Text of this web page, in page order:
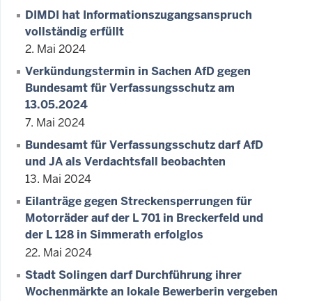
DIMDI hat Informationszugangsanspruch
vollständig erfüllt
2. Mai 2024
Verkündungstermin in Sachen AfD gegen
Bundesamt für Verfassungsschutz am
13.05.2024
7. Mai 2024
Bundesamt für Verfassungsschutz darf AfD
und JA als Verdachtsfall beobachten
13. Mai 2024
Eilanträge gegen Streckensperrungen für
Motorräder auf der L 701 in Breckerfeld und
der L 128 in Simmerath erfolglos
22. Mai 2024
Stadt Solingen darf Durchführung ihrer
Wochenmärkte an lokale Bewerberin vergeben